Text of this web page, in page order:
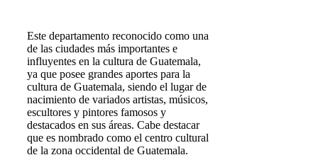
Este departamento reconocido como una
de las ciudades más importantes e
influyentes en la cultura de Guatemala,
ya que posee grandes aportes para la
cultura de Guatemala, siendo el lugar de
nacimiento de variados artistas, músicos,
escultores y pintores famosos y
destacados en sus áreas. Cabe destacar
que es nombrado como el centro cultural
de la zona occidental de Guatemala.